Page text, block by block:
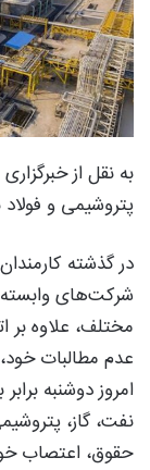
به نقل از
پتروشیمی و
در گذشته
شرکت‌های
مختلف، علاوه بر
عدم مطالبات
حقوق، اعتصاب